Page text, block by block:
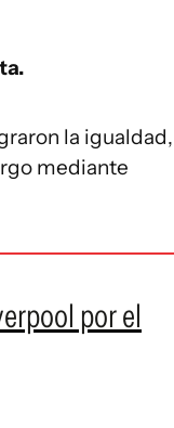
la igualdad,
mediante
por el